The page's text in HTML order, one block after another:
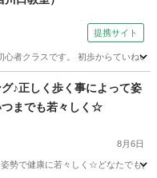
提携サイト
心者クラスです。 初歩からていね
♪正しく歩く事によって姿
つまでも若々しく☆
8月6日
勢で健康に若々しく☆どなたでも